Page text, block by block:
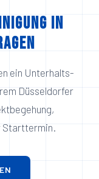
in
ein Unterhalts­
Düsseldorfer